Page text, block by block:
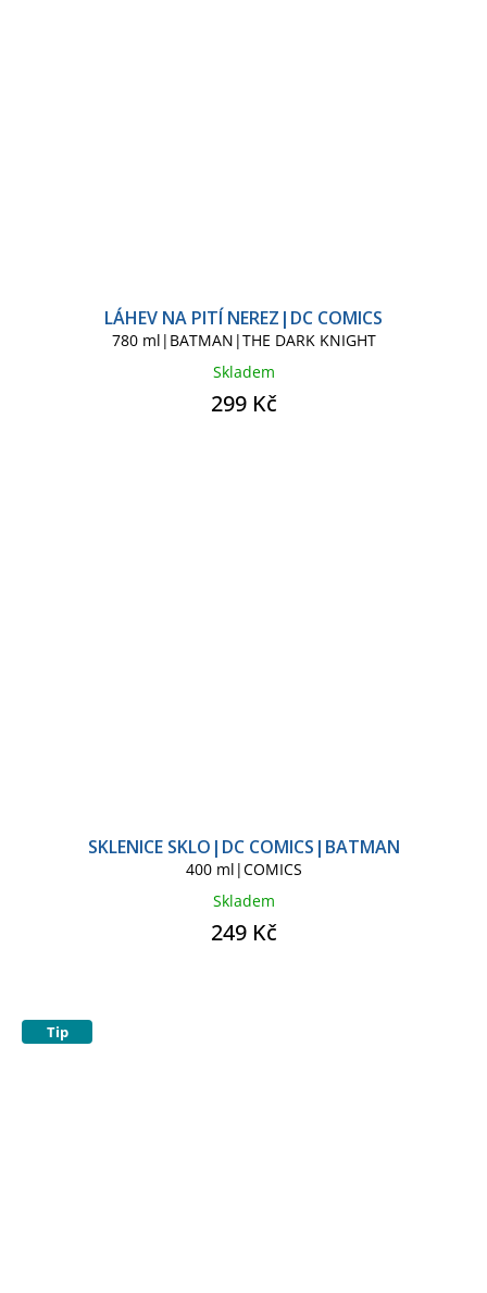
LÁHEV NA PITÍ NEREZ|DC COMICS
780 ml|BATMAN|THE DARK KNIGHT
Skladem
299 Kč
SKLENICE SKLO|DC COMICS|BATMAN
400 ml|COMICS
Skladem
249 Kč
Tip